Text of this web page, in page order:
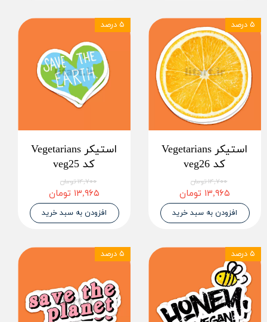
استیکر Vegetarians
کد veg26
۱۴,۷۰۰ تومان
۱۳,۹۶۵ تومان
افزودن به سبد خرید
۵ درصد
استیکر Vegetarians
کد veg25
۱۴,۷۰۰ تومان
۱۳,۹۶۵ تومان
افزودن به سبد خرید
۵ درصد
۵ درصد ۵ درصد